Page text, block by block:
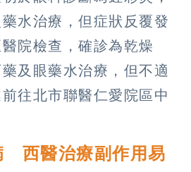
水治療，但症狀反覆發
院檢查，確診為乾燥
及眼藥水治療，但不適
往北市聯醫仁愛院區中
西醫治療副作用易